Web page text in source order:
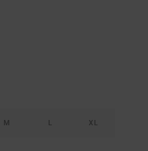
M L XL